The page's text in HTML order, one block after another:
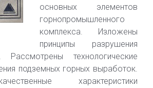
основных элементов
горнопромышленного
комплекса. Изложены
принципы разрушения
технологические
подземных горных выработок.
характеристики